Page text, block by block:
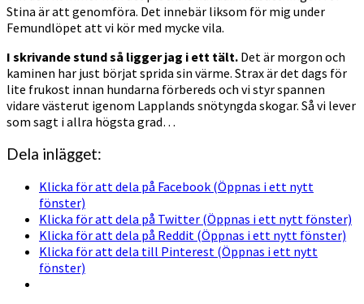
Stina är att genomföra. Det innebär liksom för mig under
Femundlöpet att vi kör med mycke vila.
I skrivande stund så ligger jag i ett tält. Det är morgon och
kaminen har just börjat sprida sin värme. Strax är det dags för
lite frukost innan hundarna förbereds och vi styr spannen
vidare västerut igenom Lapplands snötyngda skogar. Så vi lever
som sagt i allra högsta grad…
Dela inlägget:
Klicka för att dela på Facebook (Öppnas i ett nytt
fönster)
Klicka för att dela på Twitter (Öppnas i ett nytt fönster)
Klicka för att dela på Reddit (Öppnas i ett nytt fönster)
Klicka för att dela till Pinterest (Öppnas i ett nytt
fönster)